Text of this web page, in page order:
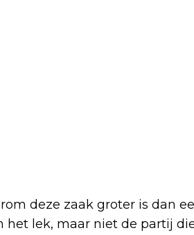
deze zaak groter is dan
het lek, maar niet de partij